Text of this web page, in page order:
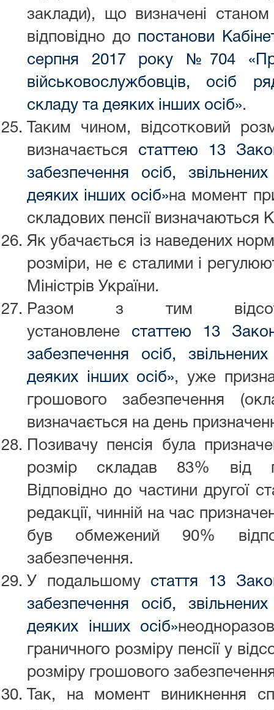
заклади), що визначені
відповідно до постанови
серпня 2017 року № 704
військовослужбовців, осіб
складу та деяких інших осіб».
Таким чином, відсотковий
визначається статтею 13
забезпечення осіб,
деяких інших осіб»на момент
складових пенсії визначаються
Як убачається із наведених норм,
розміри, не є сталими і
Міністрів України.
Разом з тим
установлене статтею 13
забезпечення осіб,
деяких інших осіб», уже
грошового забезпечення
визначається на день
Позивачу пенсія була
розмір складав 83% від
Відповідно до частини другої
редакції, чинній на час
був обмежений 90%
забезпечення.
У подальшому стаття 13
забезпечення осіб,
деяких інших осіб»
граничного розміру пенсії у
розміру грошового
Так, на момент виникнення